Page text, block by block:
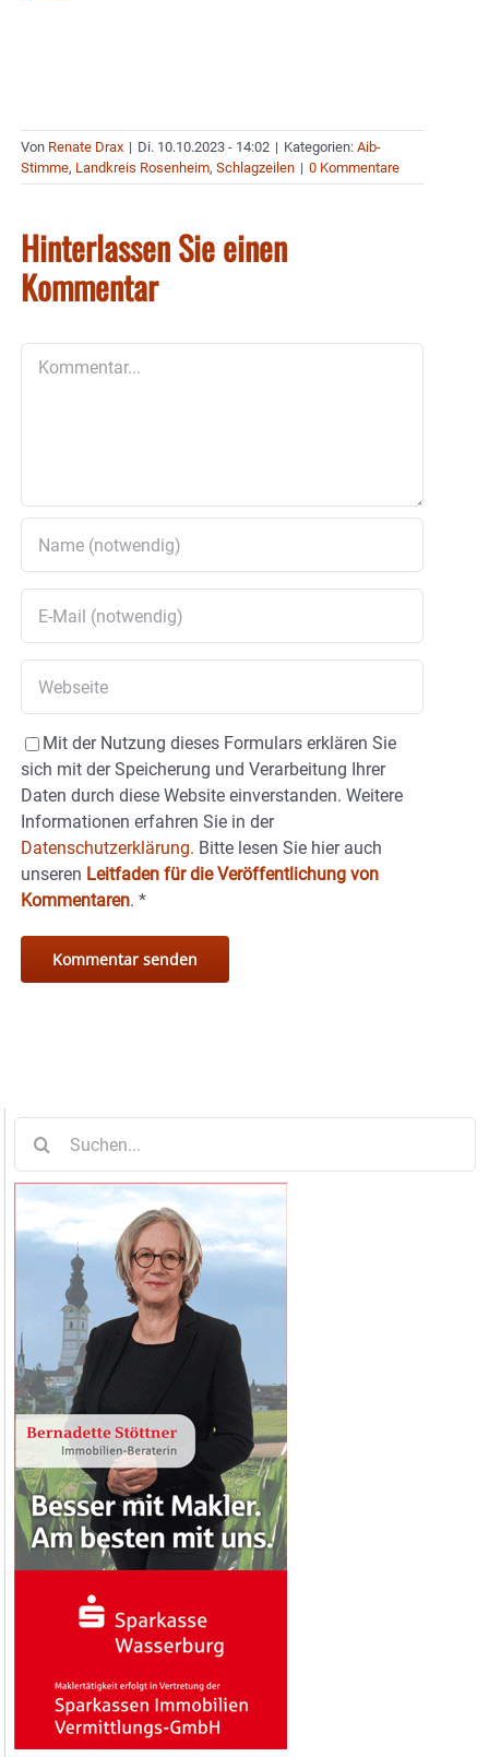
Von Renate Drax | Di. 10.10.2023 - 14:02 | Kategorien: Aib-
Stimme, Landkreis Rosenheim, Schlagzeilen | 0 Kommentare
Hinterlassen Sie einen
Kommentar
Mit der Nutzung dieses Formulars erklären Sie
sich mit der Speicherung und Verarbeitung Ihrer
Daten durch diese Website einverstanden. Weitere
Informationen erfahren Sie in der
Datenschutzerklärung. Bitte lesen Sie hier auch
unseren Leitfaden für die Veröffentlichung von
Kommentaren. *
nach: